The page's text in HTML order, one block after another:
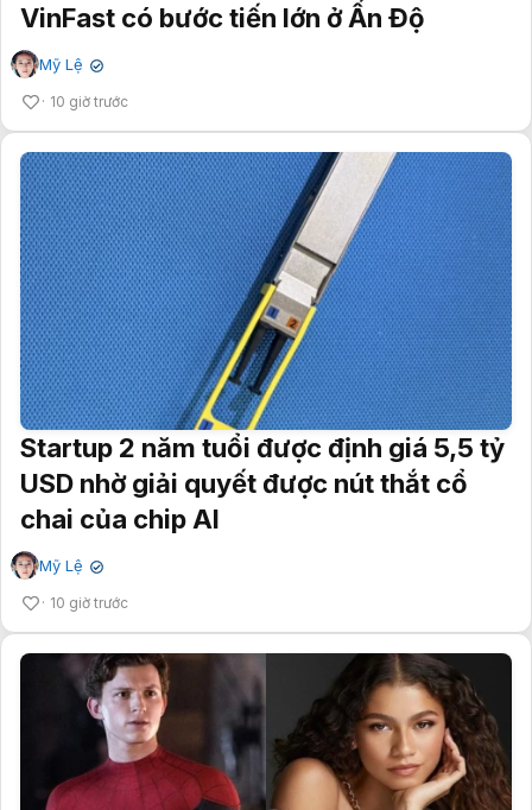
VinFast có bước tiến lớn ở Ấn Độ
Mỹ Lệ ✔
10 giờ trước
Startup 2 năm tuổi được định giá 5,5 tỷ
USD nhờ giải quyết được nút thắt cổ
chai của chip AI
Mỹ Lệ ✔
10 giờ trước